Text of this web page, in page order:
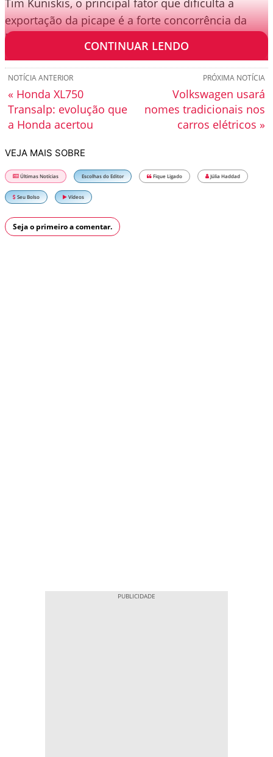
Tim Kuniskis, o principal fator que dificulta a
exportação da picape é a forte concorrência da
Ford e a elevada competitividade de preços.
CONTINUAR LENDO
PRÓXIMA NOTÍCIA
Volkswagen usará
nomes tradicionais nos
carros elétricos »
NOTÍCIA ANTERIOR
« Honda XL750
Transalp: evolução que
a Honda acertou
VEJA MAIS SOBRE
Últimas Notícias Escolhas do Editor Fique Ligado Júlia Haddad
Seu Bolso Vídeos
Seja o primeiro a comentar.